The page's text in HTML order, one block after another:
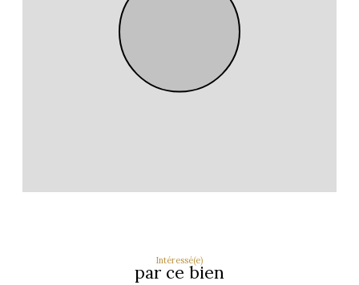
Intéressé(e)
par ce bien